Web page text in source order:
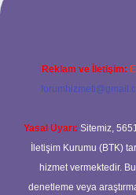
Reklam ve İletişim:
Yasal Uyarı: Sitemiz,
İletişim Kurumu (BTK)
hizmet vermektedir.
denetleme veya